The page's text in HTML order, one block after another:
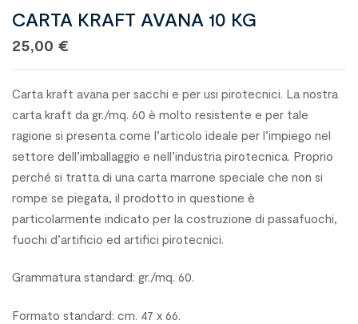
CARTA KRAFT AVANA 10 KG
25,00 €
Carta kraft avana per sacchi e per usi pirotecnici. La nostra
carta kraft da gr./mq. 60 è molto resistente e per tale
ragione si presenta come l’articolo ideale per l’impiego nel
settore dell’imballaggio e nell’industria pirotecnica. Proprio
perché si tratta di una carta marrone speciale che non si
rompe se piegata, il prodotto in questione è
particolarmente indicato per la costruzione di passafuochi,
fuochi d’artificio ed artifici pirotecnici.
Grammatura standard: gr./mq. 60.
Formato standard: cm. 47 x 66.